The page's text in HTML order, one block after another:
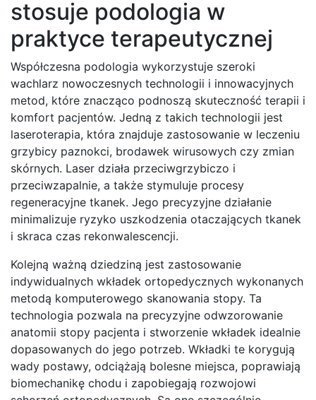
stosuje podologia w
praktyce terapeutycznej
Współczesna podologia wykorzystuje szeroki
wachlarz nowoczesnych technologii i innowacyjnych
metod, które znacząco podnoszą skuteczność terapii i
komfort pacjentów. Jedną z takich technologii jest
laseroterapia, która znajduje zastosowanie w leczeniu
grzybicy paznokci, brodawek wirusowych czy zmian
skórnych. Laser działa przeciwgrzybiczo i
przeciwzapalnie, a także stymuluje procesy
regeneracyjne tkanek. Jego precyzyjne działanie
minimalizuje ryzyko uszkodzenia otaczających tkanek
i skraca czas rekonwalescencji.
Kolejną ważną dziedziną jest zastosowanie
indywidualnych wkładek ortopedycznych wykonanych
metodą komputerowego skanowania stopy. Ta
technologia pozwala na precyzyjne odwzorowanie
anatomii stopy pacjenta i stworzenie wkładek idealnie
dopasowanych do jego potrzeb. Wkładki te korygują
wady postawy, odciążają bolesne miejsca, poprawiają
biomechanikę chodu i zapobiegają rozwojowi